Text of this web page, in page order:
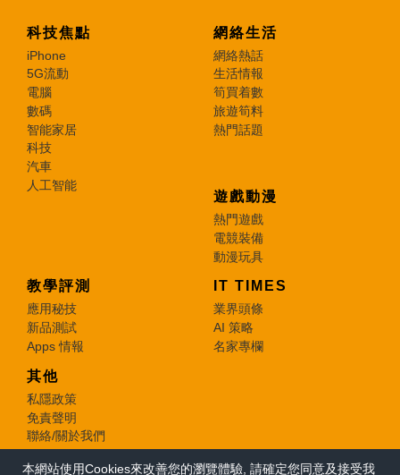
科技焦點
iPhone
5G流動
電腦
數碼
智能家居
科技
汽車
人工智能
網絡生活
網絡熱話
生活情報
筍買着數
旅遊筍料
熱門話題
遊戲動漫
熱門遊戲
電競裝備
動漫玩具
教學評測
應用秘技
新品測試
Apps 情報
IT TIMES
業界頭條
AI 策略
名家專欄
其他
私隱政策
免責聲明
聯絡/關於我們
© 2026 e-zone. All Rights Reserved.
本網站使用Cookies來改善您的瀏覽體驗, 請確定您同意及接受我